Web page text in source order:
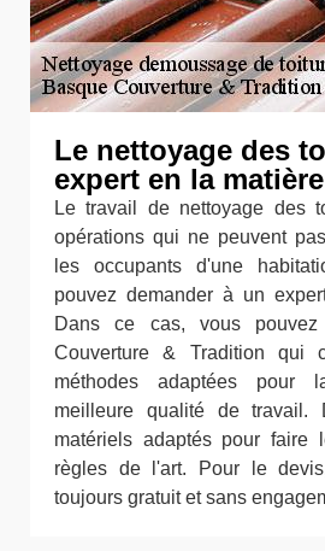
Le nettoyage des
expert en la matière
Le travail de nettoyage des
opérations qui ne peuvent
les occupants d'une
pouvez demander à un
Dans ce cas, vous pouvez
Couverture & Tradition qui
méthodes adaptées pour
meilleure qualité de
matériels adaptés pour faire
règles de l'art. Pour le
toujours gratuit et sans